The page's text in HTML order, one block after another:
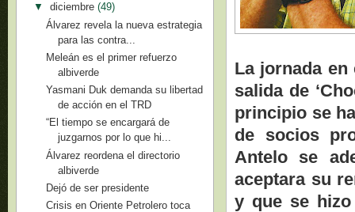
La jornada en
salida de
principio se
de socios
Antelo se
aceptara su
y que se
▼ diciembre (49)
Álvarez revela la nueva estrategia
para las contra...
Meleán es el primer refuerzo
albiverde
Yasmani Duk demanda su libertad
de acción en el TRD
“El tiempo se encargará de
juzgarnos por lo que hi...
Álvarez reordena el directorio
albiverde
Dejó de ser presidente
Crisis en Oriente Petrolero toca